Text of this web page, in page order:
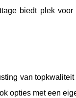
biedt plek
van
opties met een